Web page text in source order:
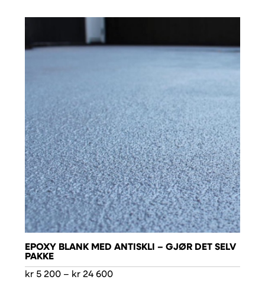
EPOXY BLANK MED ANTISKLI – GJØR DET SELV
PAKKE
kr 5 200 – kr 24 600Prisområde: